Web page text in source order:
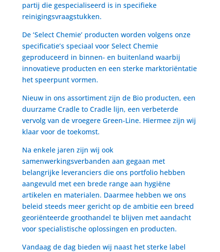
partij die gespecialiseerd is in specifieke
reinigingsvraagstukken.
De ‘Select Chemie’ producten worden volgens onze
specificatie’s speciaal voor Select Chemie
geproduceerd in binnen- en buitenland waarbij
innovatieve producten en een sterke marktoriëntatie
het speerpunt vormen.
Nieuw in ons assortiment zijn de Bio producten, een
duurzame Cradle to Cradle lijn, een verbeterde
vervolg van de vroegere Green-Line. Hiermee zijn wij
klaar voor de toekomst.
Na enkele jaren zijn wij ook
samenwerkingsverbanden aan gegaan met
belangrijke leveranciers die ons portfolio hebben
aangevuld met een brede range aan hygiëne
artikelen en materialen. Daarmee hebben we ons
beleid steeds meer gericht op de ambitie een breed
georiënteerde groothandel te blijven met aandacht
voor specialistische oplossingen en producten.
Vandaag de dag bieden wij naast het sterke label